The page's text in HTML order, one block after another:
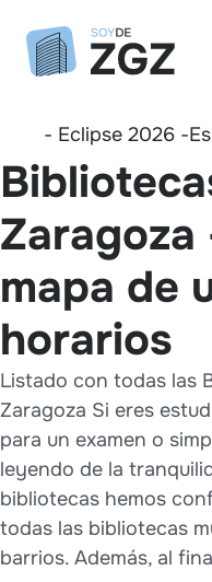
- Eclipse 2026 -
mapa de
horarios
Listado con todas las
Zaragoza Si eres
para un examen o
leyendo de la
bibliotecas hemos
todas las bibliotecas
barrios. Además, al